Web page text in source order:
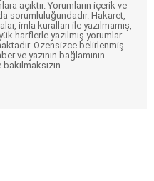
açıktır. Yorumların içerik ve
sorumluluğundadır. Hakaret,
imla kuralları ile yazılmamış,
harflerle yazılmış yorumlar
Özensizce belirlenmiş
ve yazının bağlamının